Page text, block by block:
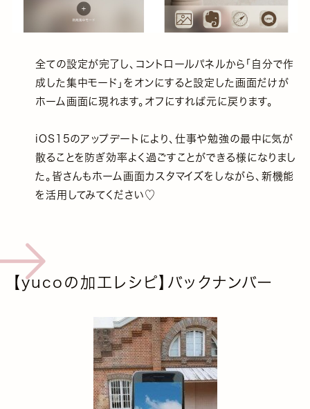
全ての設定が完了し、コントロールパネルから「自分で作
成した集中モード」をオンにすると設定した画面だけが
ホーム画面に現れます。オフにすれば元に戻ります。
iOS15のアップデートにより、仕事や勉強の最中に気が
散ることを防ぎ効率よく過ごすことができる様になりまし
た。皆さんもホーム画面カスタマイズをしながら、新機能
を活用してみてください♡
【yucoの加工レシピ】バックナンバー